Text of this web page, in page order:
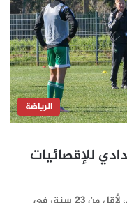
الرياضة
للإقصائيات